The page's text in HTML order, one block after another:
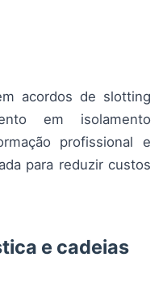
acordos de slotting
em isolamento
profissional e
para reduzir custos
e cadeias